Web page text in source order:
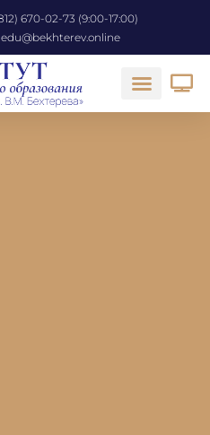
670-02-73 (9:00-17:00)
edu@bekhterev.online